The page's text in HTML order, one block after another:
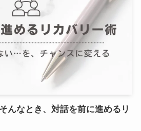
んなとき、対話を前に進めるリ